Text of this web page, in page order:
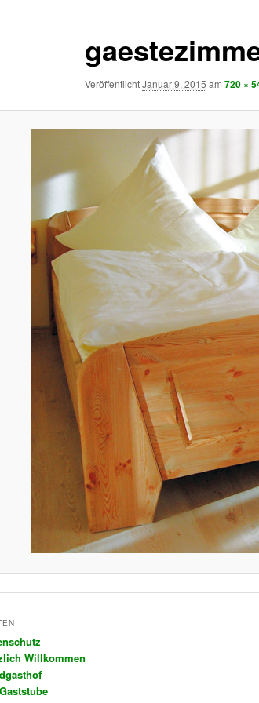
VeröffentlichtJanuar 9, 2015 am 720 ×
Willkommen
Gaststube